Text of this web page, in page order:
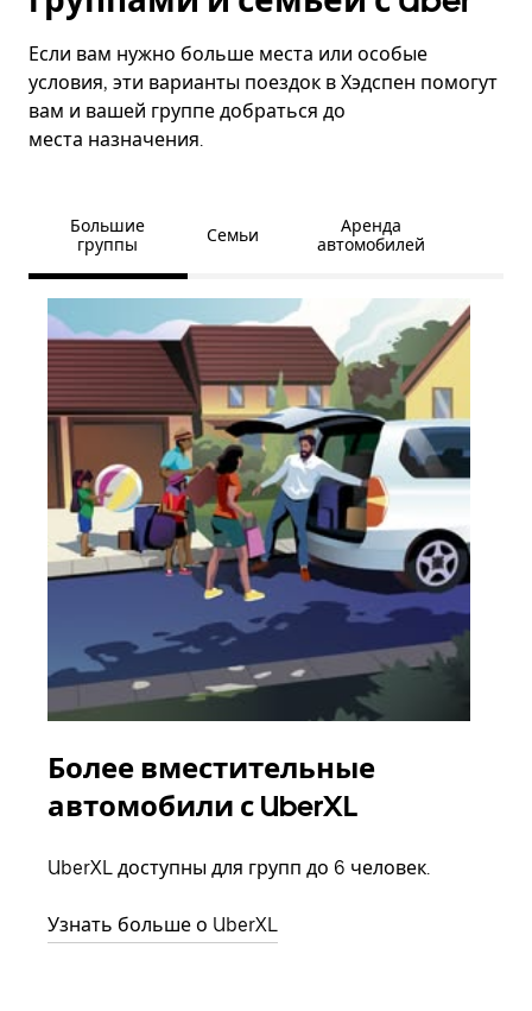
Если вам нужно больше места или особые
условия, эти варианты поездок в Хэдспен помогут
вам и вашей группе добраться до
места назначения.
Большие
группы
Семьи
Аренда
автомобилей
Более вместительные
автомобили с UberXL
UberXL доступны для групп до 6 человек.
Узнать больше о UberXL